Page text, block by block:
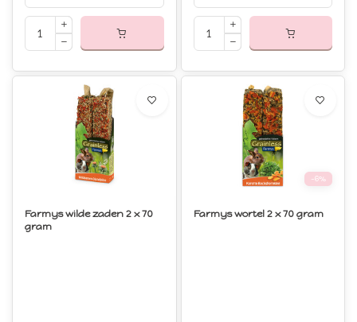
Farmys wilde zaden 2 x 70
gram
-6%
Farmys wortel 2 x 70 gram